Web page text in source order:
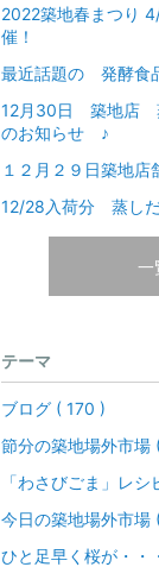
2022築地春まつり
催！
最近話題の 発酵食
12月30日 築地店
のお知らせ ♪
１２月２９日築地店
12/28入荷分 蒸しだ
一
テーマ
ブログ ( 170 )
節分の築地場外市場
「わさびごま」レ
今日の築地場外市場
ひと足早く桜が・・